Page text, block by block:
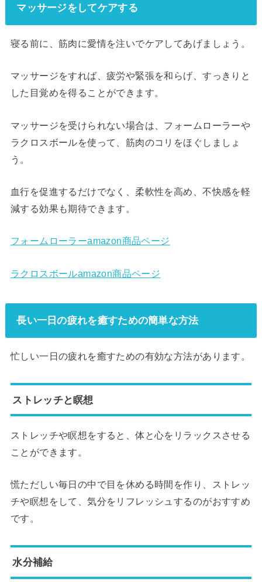
マッサージをしてケアする
寝る前に、筋肉に愛情を注いでケアしてあげましょう。
マッサージをすれば、疲労や緊張を和らげ、すっきりと
した目覚めを得ることができます。
マッサージを受けられない場合は、フォームローラーや
ラクロスボールを使って、筋肉のコリをほぐしましょ
う。
血行を促進するだけでなく、柔軟性を高め、不快感を軽
減する効果も期待できます。
フォームローラーamazon商品ページ
ラクロスボールamazon商品ページ
長い一日の疲れを癒すための簡単な方法
忙しい一日の疲れを癒すための有効な方法があります。
ストレッチと瞑想
ストレッチや瞑想をすると、体と心をリラックスさせる
ことができます。
慌ただしい毎日の中で目を休める時間を作り、ストレッ
チや瞑想をして、気分をリフレッシュするのがおすすめ
です。
水分補給